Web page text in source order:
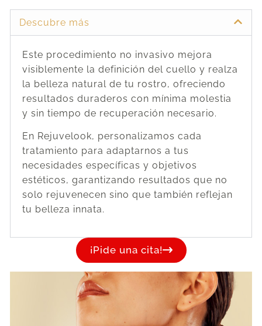
Descubre más
Este procedimiento no invasivo mejora
visiblemente la definición del cuello y realza
la belleza natural de tu rostro, ofreciendo
resultados duraderos con mínima molestia
y sin tiempo de recuperación necesario.
En Rejuvelook, personalizamos cada
tratamiento para adaptarnos a tus
necesidades específicas y objetivos
estéticos, garantizando resultados que no
solo rejuvenecen sino que también reflejan
tu belleza innata.
¡Pide una cita!